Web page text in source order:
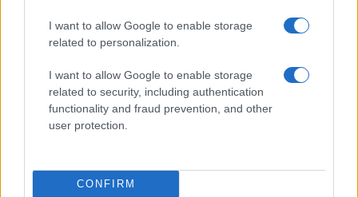
I want to allow Google to enable storage
related to personalization.
I want to allow Google to enable storage
related to security, including authentication
functionality and fraud prevention, and other
user protection.
CONFIRM
Το FIAT 500 Hybrid τώρα
από 18.990 ευρώ